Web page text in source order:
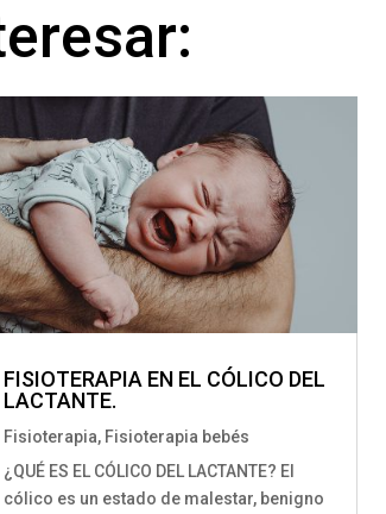
FISIOTERAPIA EN EL CÓLICO DEL
LACTANTE.
Fisioterapia, Fisioterapia bebés
¿QUÉ ES EL CÓLICO DEL LACTANTE? El
cólico es un estado de malestar, benigno